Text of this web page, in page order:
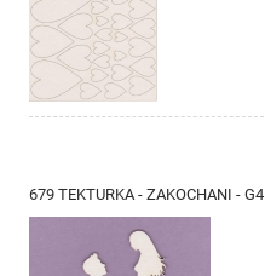
679 TEKTURKA - ZAKOCHANI - G4